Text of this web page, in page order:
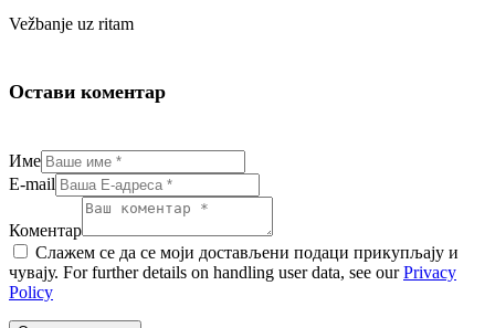
Vežbanje uz ritam
Остави коментар
Име
E-mail
Коментар
Слажем се да се моји достављени подаци прикупљају и
чувају. For further details on handling user data, see ourPrivacy
Policy